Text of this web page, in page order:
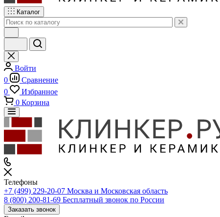
Каталог
Войти
0
Сравнение
0
Избранное
0 Корзина
Телефоны
+7 (499) 229-20-07 Москва и Московская область
8 (800) 200-81-69 Бесплатный звонок по России
Заказать звонок